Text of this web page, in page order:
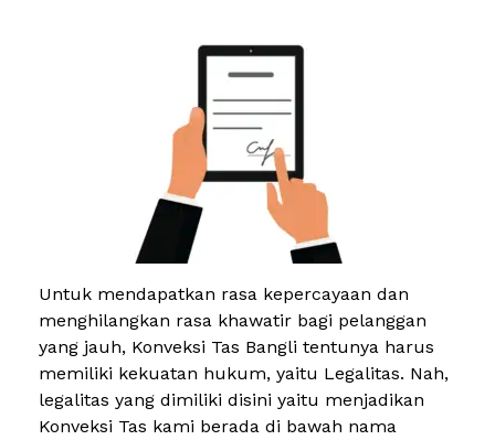
Untuk mendapatkan rasa kepercayaan dan
menghilangkan rasa khawatir bagi pelanggan
yang jauh, Konveksi Tas Bangli tentunya harus
memiliki kekuatan hukum, yaitu Legalitas. Nah,
legalitas yang dimiliki disini yaitu menjadikan
Konveksi Tas kami berada di bawah nama